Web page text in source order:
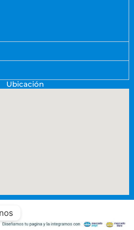
Ubicación